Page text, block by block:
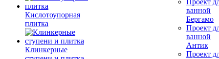
Кислотоупорная
плитка
Клинкерные
Проект
ванной
Бергамо
Проект
ванной
Антик
Проект